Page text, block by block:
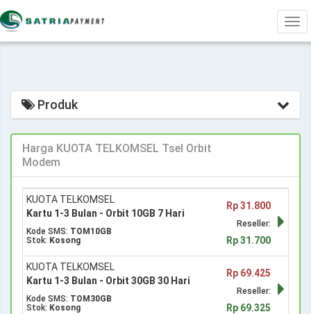
Produk
Harga KUOTA TELKOMSEL Tsel Orbit
Modem
KUOTA TELKOMSEL
Kartu 1-3 Bulan - Orbit 10GB 7 Hari
Kode SMS: TOM10GB
Stok: Kosong
Rp 31.800
Reseller:
Rp 31.700
KUOTA TELKOMSEL
Kartu 1-3 Bulan - Orbit 30GB 30 Hari
Kode SMS: TOM30GB
Stok: Kosong
Rp 69.425
Reseller:
Rp 69.325